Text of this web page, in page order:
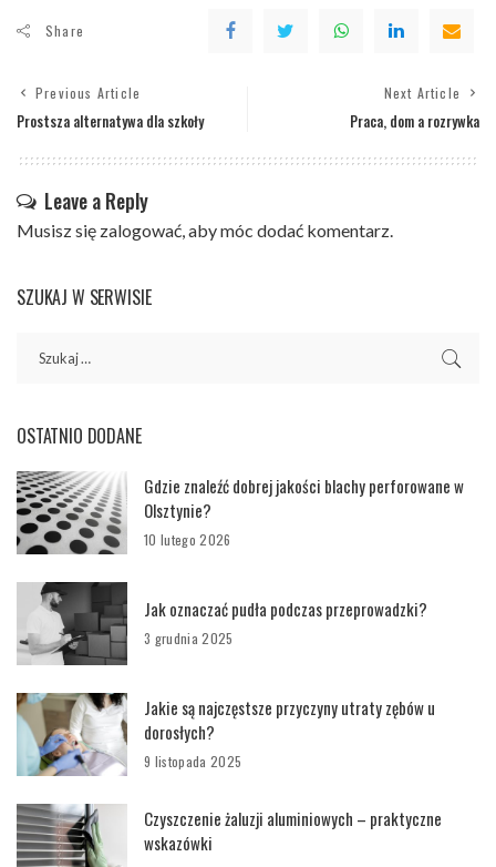
Share
Previous Article
Prostsza alternatywa dla szkoły
Next Article
Praca, dom a rozrywka
Leave a Reply
Musisz się zalogować, aby móc dodać komentarz.
SZUKAJ W SERWISIE
OSTATNIO DODANE
Gdzie znaleźć dobrej jakości blachy perforowane w
Olsztynie?
10 lutego 2026
Jak oznaczać pudła podczas przeprowadzki?
3 grudnia 2025
Jakie są najczęstsze przyczyny utraty zębów u
dorosłych?
9 listopada 2025
Czyszczenie żaluzji aluminiowych – praktyczne
wskazówki